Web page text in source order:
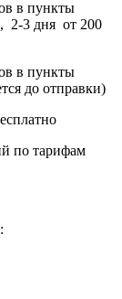
в пункты
2-3 дня от 200
в пункты
до отправки)
по тарифам